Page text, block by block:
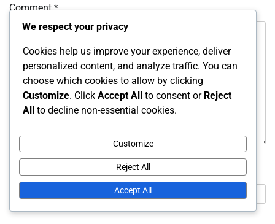
Comment*
We respect your privacy
Cookies help us improve your experience, deliver
personalized content, and analyze traffic. You can
choose which cookies to allow by clicking
Customize. Click Accept All to consent or Reject
All to decline non-essential cookies.
Customize
Reject All
Accept All